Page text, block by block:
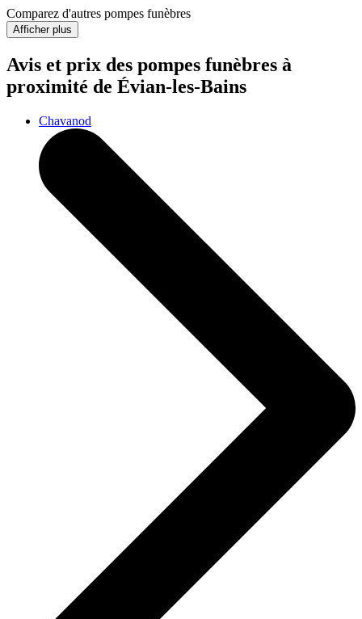
Comparez d'autres pompes funèbres
Afficher plus
Avis et prix des pompes funèbres à
proximité de Évian-les-Bains
Chavanod